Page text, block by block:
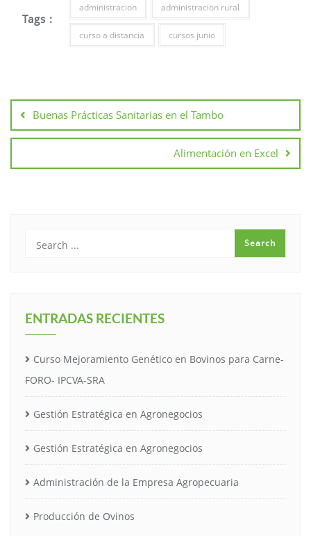
Tags :
administracion administracion rural
curso a distancia cursos junio
Buenas Prácticas Sanitarias en el Tambo
Alimentación en Excel
ENTRADAS RECIENTES
Curso Mejoramiento Genético en Bovinos para Carne-
FORO- IPCVA-SRA
Gestión Estratégica en Agronegocios
Gestión Estratégica en Agronegocios
Administración de la Empresa Agropecuaria
Producción de Ovinos